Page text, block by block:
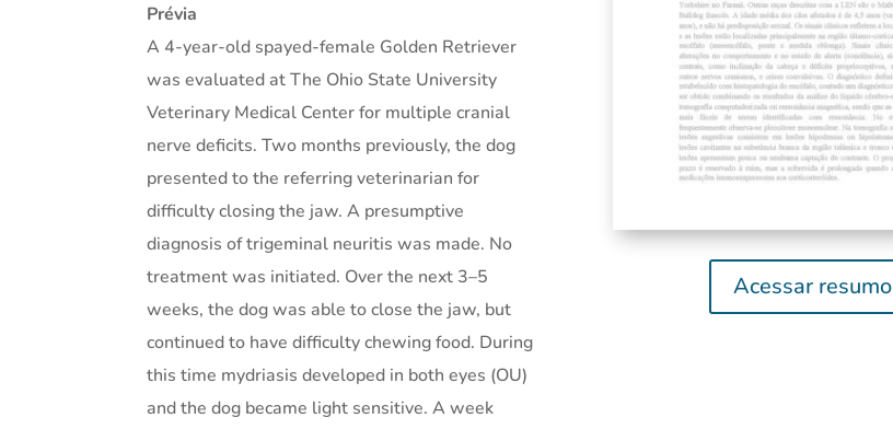
Prévia
A 4-year-old spayed-female Golden Retriever
was evaluated at The Ohio State University
Veterinary Medical Center for multiple cranial
nerve deficits. Two months previously, the dog
presented to the referring veterinarian for
difficulty closing the jaw. A presumptive
diagnosis of trigeminal neuritis was made. No
treatment was initiated. Over the next 3–5
weeks, the dog was able to close the jaw, but
continued to have difficulty chewing food. During
this time mydriasis developed in both eyes (OU)
and the dog became light sensitive. A week
Acessar resumo